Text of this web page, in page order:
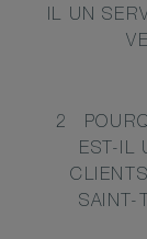
IL UN
2
EST-IL
SAINT-